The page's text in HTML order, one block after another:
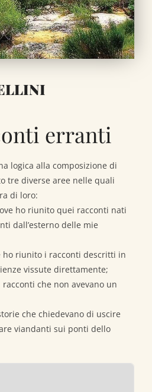
erranti
logica alla composizione di
tre diverse aree nelle quali
di loro:
ho riunito quei racconti nati
dall’esterno delle mie
ho riunito i racconti descritti in
vissute direttamente;
che non avevano un
che chiedevano di uscire
viandanti sui ponti dello